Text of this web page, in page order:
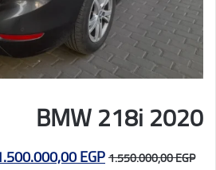
BMW 218i 2020
1.550.000,00EGP
السعر
EGP